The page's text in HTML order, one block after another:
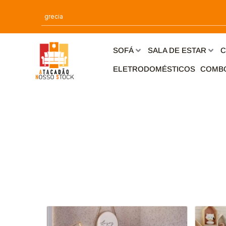
o
SOFÁ SALA DE ESTAR
ELETRODOMÉSTICOS
Este